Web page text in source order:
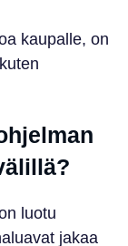
kaupalle, on
luotu
jakaa